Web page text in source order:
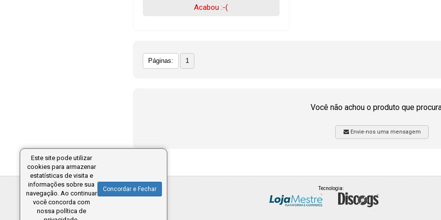
Acabou :-(
Páginas: 1
Você não achou o produto que
Envie-nos uma mensagem
Tecnologia:
Este site pode utilizar
cookies para armazenar
estatísticas de visita e
informações sobre sua
navegação. Ao continuar
você concorda com
nossa política de
Concordar e Fechar